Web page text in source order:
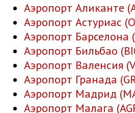
Аэропорт Аликанте
Аэропорт Астуриас
Аэропорт Барселона
Аэропорт Бильбао
Аэропорт Валенсия
Аэропорт Гранада
Аэропорт Мадрид
Аэропорт Малага